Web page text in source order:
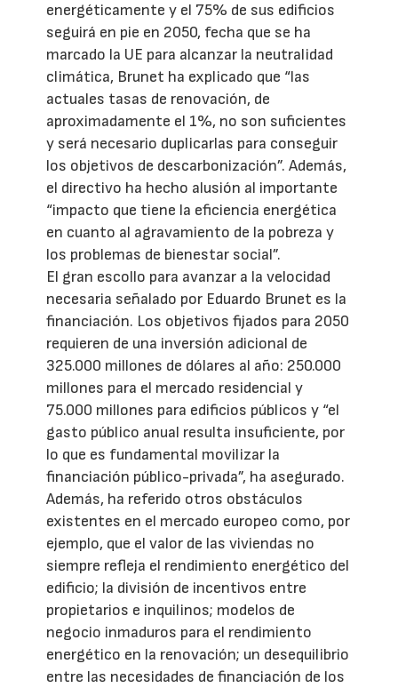
energéticamente y el 75% de sus edificios
seguirá en pie en 2050, fecha que se ha
marcado la UE para alcanzar la neutralidad
climática, Brunet ha explicado que “las
actuales tasas de renovación, de
aproximadamente el 1%, no son suficientes
y será necesario duplicarlas para conseguir
los objetivos de descarbonización”. Además,
el directivo ha hecho alusión al importante
“impacto que tiene la eficiencia energética
en cuanto al agravamiento de la pobreza y
los problemas de bienestar social”.
El gran escollo para avanzar a la velocidad
necesaria señalado por Eduardo Brunet es la
financiación. Los objetivos fijados para 2050
requieren de una inversión adicional de
325.000 millones de dólares al año: 250.000
millones para el mercado residencial y
75.000 millones para edificios públicos y “el
gasto público anual resulta insuficiente, por
lo que es fundamental movilizar la
financiación público-privada”, ha asegurado.
Además, ha referido otros obstáculos
existentes en el mercado europeo como, por
ejemplo, que el valor de las viviendas no
siempre refleja el rendimiento energético del
edificio; la división de incentivos entre
propietarios e inquilinos; modelos de
negocio inmaduros para el rendimiento
energético en la renovación; un desequilibrio
entre las necesidades de financiación de los